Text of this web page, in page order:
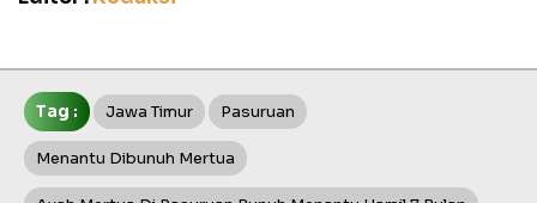
Tag : Jawa Timur Pasuruan
Menantu Dibunuh Mertua